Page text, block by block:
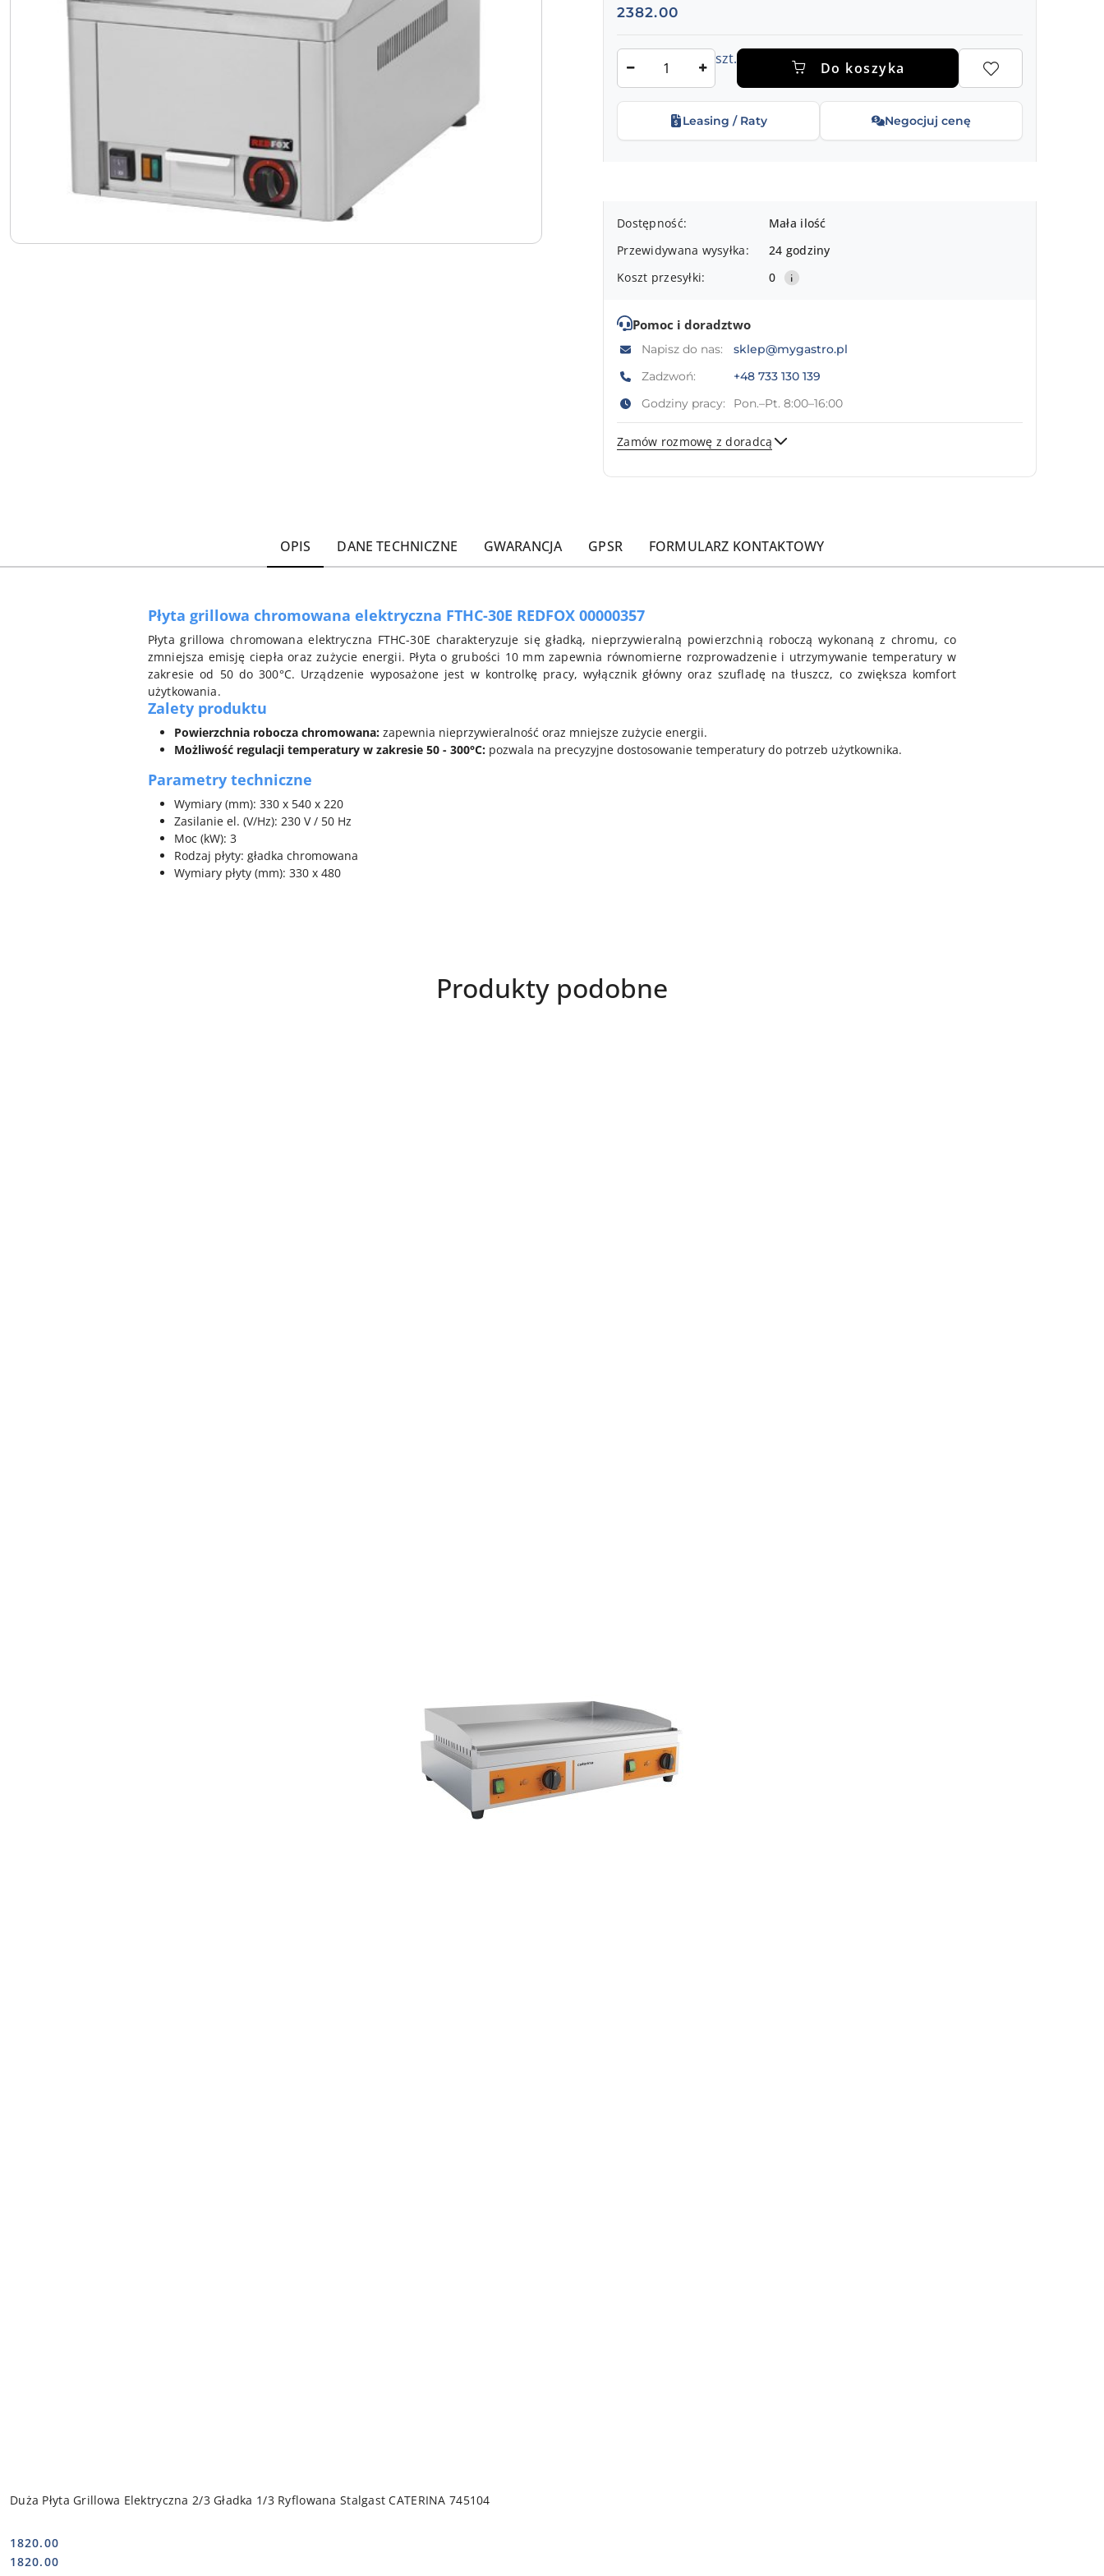
Cena:
2382.00
Ilość szt.
Do koszyka
Leasing / Raty Negocjuj cenę
Dostępność
dostawa
Dostępność:
Mała ilość
Przewidywana wysyłka:
24 godziny
Koszt przesyłki:
0
Pomoc i doradztwo
Napisz do nas:
sklep@mygastro.pl
Zadzwoń:
+48 733 130 139
Godziny pracy:
Pon.–Pt. 8:00–16:00
Zamów rozmowę z doradcą
OPIS
DANE TECHNICZNE GWARANCJA GPSR FORMULARZ KONTAKTOWY
Płyta grillowa chromowana elektryczna FTHC-30E REDFOX 00000357
Płyta grillowa chromowana elektryczna FTHC-30E charakteryzuje się gładką, nieprzywieralną powierzchnią roboczą wykonaną z chromu, co
zmniejsza emisję ciepła oraz zużycie energii. Płyta o grubości 10 mm zapewnia równomierne rozprowadzenie i utrzymywanie temperatury w
zakresie od 50 do 300°C. Urządzenie wyposażone jest w kontrolkę pracy, wyłącznik główny oraz szufladę na tłuszcz, co zwiększa komfort
użytkowania.
Zalety produktu
Powierzchnia robocza chromowana: zapewnia nieprzywieralność oraz mniejsze zużycie energii.
Możliwość regulacji temperatury w zakresie 50 - 300°C: pozwala na precyzyjne dostosowanie temperatury do potrzeb użytkownika.
Parametry techniczne
Wymiary (mm): 330 x 540 x 220
Zasilanie el. (V/Hz): 230 V / 50 Hz
Moc (kW): 3
Rodzaj płyty: gładka chromowana
Wymiary płyty (mm): 330 x 480
Produkty
Produkty podobne
Duża Płyta Grillowa Elektryczna 2/3 Gładka 1/3 Ryflowana Stalgast CATERINA 745104
Cena:
1820.00
Cena:
1820.00